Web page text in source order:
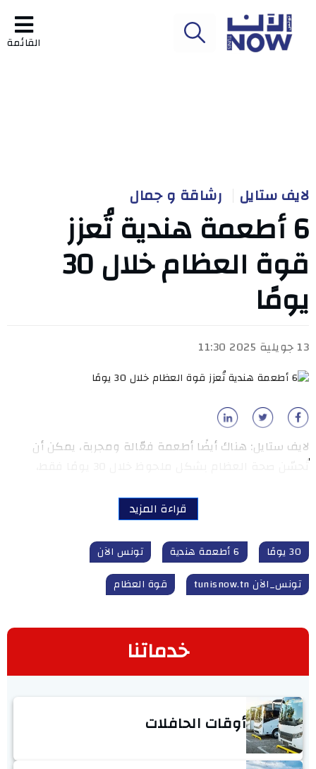
القائمة
لايف ستايل رشاقة و جمال
6 أطعمة هندية تُعزز
قوة العظام خلال 30
يومًا
13 جويلية 2025 11:30
لايف ستايل: هناك أيضًا أطعمة فعّالة ومجربة، يمكن أن
قراءة المزيد
30 يومًا 6 أطعمة هندية
تونس الآن
تونس_الآن tunisnow.tn
قوة العظام
خدماتنا
أوقات الحافلات